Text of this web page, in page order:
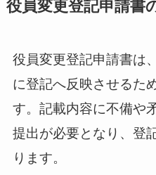
役員変更登記申請書
役員変更登記申請書は
に登記へ反映させるた
す。記載内容に不備や
提出が必要となり、登
ります。